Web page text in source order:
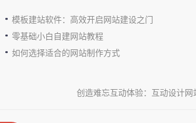
模板建站软件：高效开启网站建设之门
零基础小白自建网站教程
如何选择适合的网站制作方式
创造难忘互动体验：互动设计